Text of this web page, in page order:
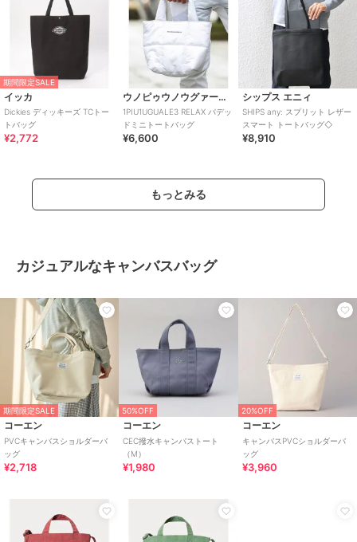
期間限定SALE
イッカ
Dickies ディッキーズ TCトー
トバッグ
¥2,772
ウノピゥウノウグァーレトレ リラックス
1PIU1UGUALE3 RELAX パデッ
ドミニトートバッグ
¥6,600
シップス エニィ
SHIPS any: スプリット レザー
スマート トートバッグ◇
¥8,910
もっとみる
カジュアルなキャンバスバッグ
期間限定SALE
コーエン
PVCキャンバスショルダーバ
ッグ
¥2,718
50%OFF
コーエン
CEC撥水キャンバストート
（M）
¥1,980
20%OFF
コーエン
キャンバスPVCショルダーバ
ッグ
¥3,960